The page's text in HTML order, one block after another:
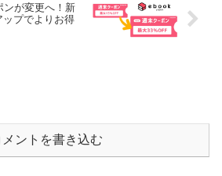
ンが変更へ！新
ップでよりお得
メントを書き込む